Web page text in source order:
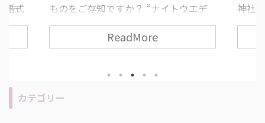
婚式
すめ
がな
人と
の
ものをご存知ですか？ “ナイトウエデ
ィング” とは、夕方から夜の時間に行
う結婚式のことで、近年とても人気な
挙式スタイルの一つです！ 挙式や披露
わりありません。 今回は、ナイトウエ
ディングのメリット・デメリットの説
ReadMore
神社
道っ
いと
カテゴリー